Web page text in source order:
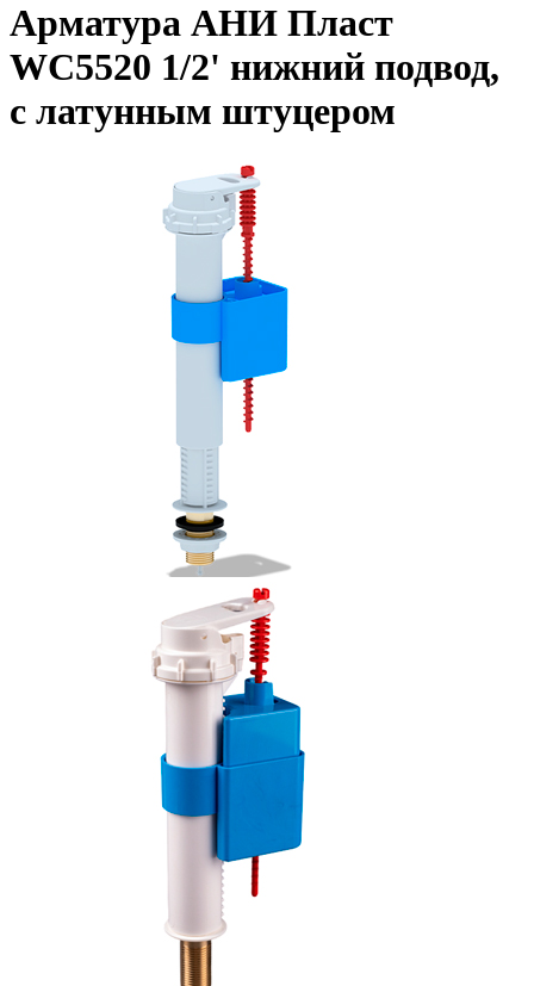
Арматура АНИ Пласт
WC5520 1/2' нижний подвод,
с латунным штуцером